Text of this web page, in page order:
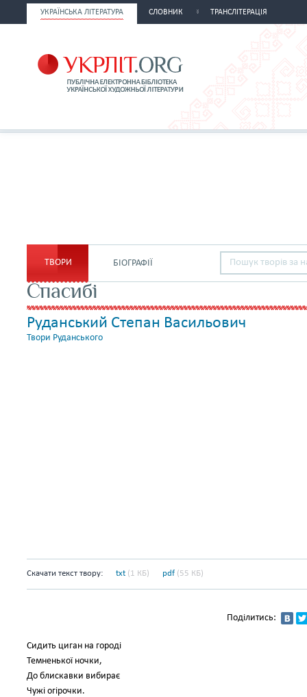
УКРАЇНСЬКА ЛІТЕРАТУРА СЛОВНИК ТРАНСЛІТЕРАЦІЯ
ТВОРИ БІОГРАФІЇ
Спасибі
Руданський Степан Васильович
Твори Руданського
Скачати текст твору: txt (1 КБ) pdf (55 КБ)
Поділитись:
Сидить циган на городі
Темненької ночки,
До блискавки вибирає
Чужі огірочки.